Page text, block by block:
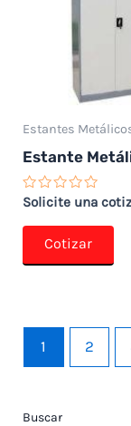
Buscar
Estantes
Estante
Valorado
0
Solicite una
Cotizar
1 2